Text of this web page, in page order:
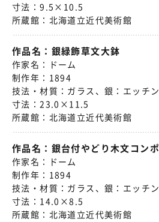
寸法：9.5×10.5
所蔵館： 北海道立近代美術館
作品名： 銀緑飾草文大鉢
作家名： ドーム
制作年： 1894
技法・材質： ガラス、銀：エッチ
寸法：23.0×11.5
所蔵館： 北海道立近代美術館
作品名： 銀台付やどり木文コン
作家名： ドーム
制作年： 1894
技法・材質： ガラス、銀：エッチ
寸法： 14.0×8.5
所蔵館： 北海道立近代美術館